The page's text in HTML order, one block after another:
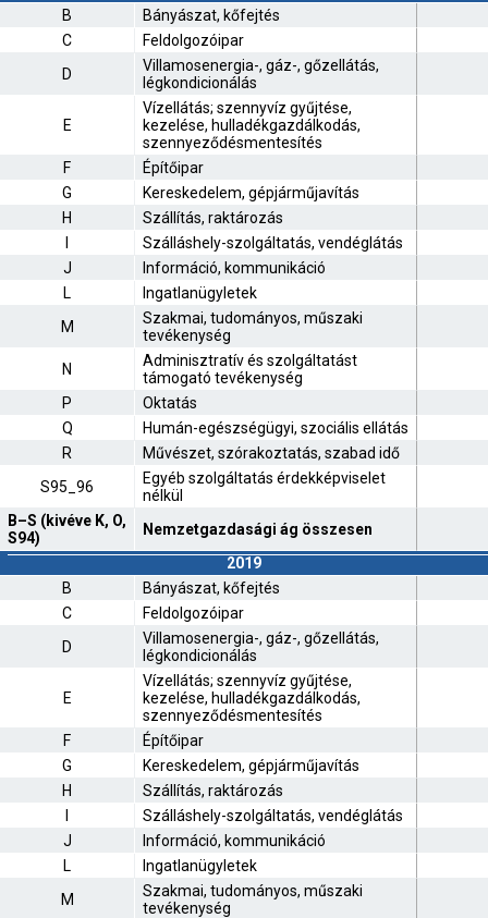
B
Bányászat, kőfejtés
C
Feldolgozóipar
D
Villamosenergia-, gáz-, gőzellátás,
légkondicionálás
E
Vízellátás; szennyvíz gyűjtése,
kezelése, hulladékgazdálkodás,
szennyeződésmentesítés
F
Építőipar
G
Kereskedelem, gépjárműjavítás
H
Szállítás, raktározás
Szálláshely-szolgáltatás, vendéglátás
J
Információ, kommunikáció
L
Ingatlanügyletek
M
Szakmai, tudományos, műszaki
tevékenység
N
Adminisztratív és szolgáltatást
támogató tevékenység
P
Oktatás
Q
Humán-egészségügyi, szociális ellátás
R
Művészet, szórakoztatás, szabad idő
S95_96
Egyéb szolgáltatás érdekképviselet
nélkül
B–S (kivéve K, O,
S94)
Nemzetgazdasági ág összesen
2019
B
Bányászat, kőfejtés
C
Feldolgozóipar
D
Villamosenergia-, gáz-, gőzellátás,
légkondicionálás
E
Vízellátás; szennyvíz gyűjtése,
kezelése, hulladékgazdálkodás,
szennyeződésmentesítés
F
Építőipar
G
Kereskedelem, gépjárműjavítás
H
Szállítás, raktározás
Szálláshely-szolgáltatás, vendéglátás
J
Információ, kommunikáció
L
Ingatlanügyletek
M
Szakmai, tudományos, műszaki
tevékenység